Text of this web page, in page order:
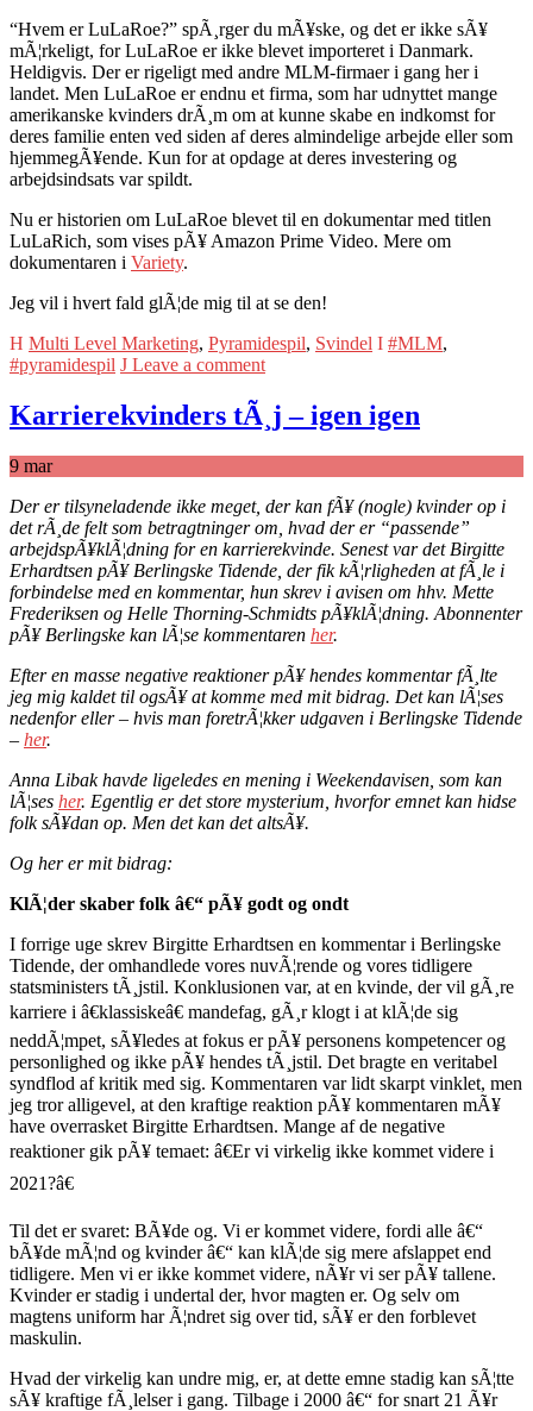
“Hvem er LuLaRoe?” spÃ¸rger du mÃ¥ske, og det er ikke sÃ¥
mÃ¦rkeligt, for LuLaRoe er ikke blevet importeret i Danmark.
Heldigvis. Der er rigeligt med andre MLM-firmaer i gang her i
landet. Men LuLaRoe er endnu et firma, som har udnyttet mange
amerikanske kvinders drÃ¸m om at kunne skabe en indkomst for
deres familie enten ved siden af deres almindelige arbejde eller som
hjemmegÃ¥ende. Kun for at opdage at deres investering og
arbejdsindsats var spildt.
Nu er historien om LuLaRoe blevet til en dokumentar med titlen
LuLaRich, som vises pÃ¥ Amazon Prime Video. Mere om
dokumentaren i Variety.
Jeg vil i hvert fald glÃ¦de mig til at se den!
Multi Level Marketing, Pyramidespil, Svindel #MLM,
#pyramidespil
Leave a comment
Karrierekvinders tÃ¸j – igen igen
9 mar
Der er tilsyneladende ikke meget, der kan fÃ¥ (nogle) kvinder op i
det rÃ¸de felt som betragtninger om, hvad der er “passende”
arbejdspÃ¥klÃ¦dning for en karrierekvinde. Senest var det Birgitte
Erhardtsen pÃ¥ Berlingske Tidende, der fik kÃ¦rligheden at fÃ¸le i
forbindelse med en kommentar, hun skrev i avisen om hhv. Mette
Frederiksen og Helle Thorning-Schmidts pÃ¥klÃ¦dning. Abonnenter
pÃ¥ Berlingske kan lÃ¦se kommentaren her.
Efter en masse negative reaktioner pÃ¥ hendes kommentar fÃ¸lte
jeg mig kaldet til ogsÃ¥ at komme med mit bidrag. Det kan lÃ¦ses
nedenfor eller – hvis man foretrÃ¦kker udgaven i Berlingske Tidende
– her.
Anna Libak havde ligeledes en mening i Weekendavisen, som kan
lÃ¦ses her. Egentlig er det store mysterium, hvorfor emnet kan hidse
folk sÃ¥dan op. Men det kan det altsÃ¥.
Og her er mit bidrag:
KlÃ¦der skaber folk â€“ pÃ¥ godt og ondt
I forrige uge skrev Birgitte Erhardtsen en kommentar i Berlingske
Tidende, der omhandlede vores nuvÃ¦rende og vores tidligere
statsministers tÃ¸jstil. Konklusionen var, at en kvinde, der vil gÃ¸re
karriere i â€klassiskeâ€ mandefag, gÃ¸r klogt i at klÃ¦de sig
neddÃ¦mpet, sÃ¥ledes at fokus er pÃ¥ personens kompetencer og
personlighed og ikke pÃ¥ hendes tÃ¸jstil. Det bragte en veritabel
syndflod af kritik med sig. Kommentaren var lidt skarpt vinklet, men
jeg tror alligevel, at den kraftige reaktion pÃ¥ kommentaren mÃ¥
have overrasket Birgitte Erhardtsen. Mange af de negative
reaktioner gik pÃ¥ temaet: â€Er vi virkelig ikke kommet videre i
2021?â€
Til det er svaret: BÃ¥de og. Vi er kommet videre, fordi alle â€“
bÃ¥de mÃ¦nd og kvinder â€“ kan klÃ¦de sig mere afslappet end
tidligere. Men vi er ikke kommet videre, nÃ¥r vi ser pÃ¥ tallene.
Kvinder er stadig i undertal der, hvor magten er. Og selv om
magtens uniform har Ã¦ndret sig over tid, sÃ¥ er den forblevet
maskulin.
Hvad der virkelig kan undre mig, er, at dette emne stadig kan sÃ¦tte
sÃ¥ kraftige fÃ¸lelser i gang. Tilbage i 2000 â€“ for snart 21 Ã¥r